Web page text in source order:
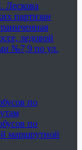
Лескова
партизан
ледовой
№7,9 по ул.
по
по
маршрутной